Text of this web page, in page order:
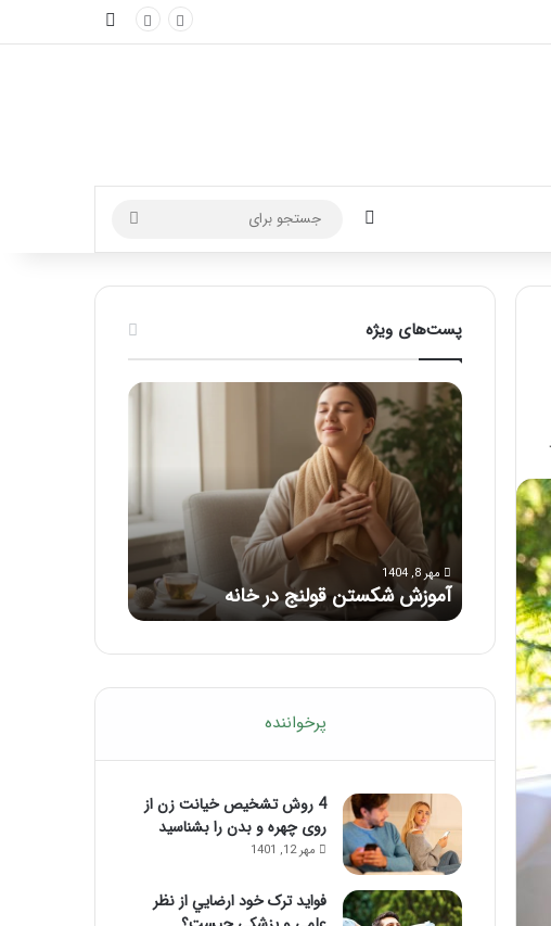
تغییر پوسته
برای
پست‌های ویژه
ماساژ
برای
بهبود
تمرکز
ذهنی؛
با
این
حواس‌جمع
شوید!
مرداد 6, 1404
ماساژ برای بهبود تمرکز ذهنی؛ با این
ماساژ حواس‌جمع شوید!
راهنمای
بعد
از
پرخواننده
4 روش تشخیص خیانت زن از
روی چهره و بدن را بشناسید
مهر 12, 1401
فواید ترک خود ارضايي از نظر